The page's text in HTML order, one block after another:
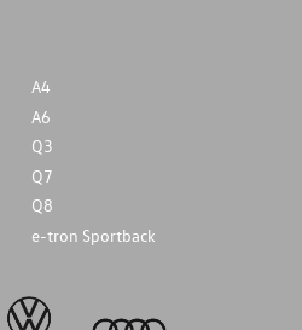
A4
A6
Q3
Q7
Q8
e-tron Sportback